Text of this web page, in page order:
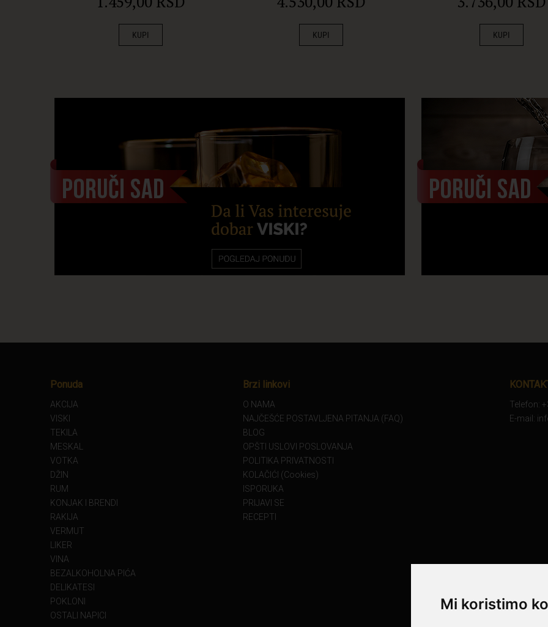
Mi koristimo
KUPI KUPI KUPI
Ponuda
AKCIJA
VISKI
TEKILA
MESKAL
VOTKA
DŽIN
RUM
KONJAK I BRENDI
RAKIJA
VERMUT
LIKER
VINA
BEZALKOHOLNA PIĆA
DELIKATESI
POKLONI
OSTALI NAPICI
Brzi linkovi
O NAMA
NAJČEŠĆE POSTAVLJENA PITANJA (FAQ)
BLOG
OPŠTI USLOVI POSLOVANJA
POLITIKA PRIVATNOSTI
KOLAČIĆI (Cookies)
ISPORUKA
PRIJAVI SE
RECEPTI
Telefon:
E-mail: